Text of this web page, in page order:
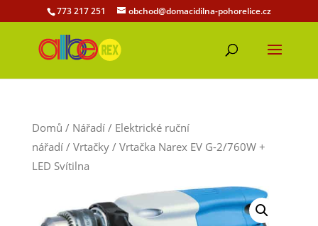
773 217 251 obchod@domacidilna-pohorelice.cz
Domů / Nářadí/ Elektrické ruční
nářadí/ Vrtačky/ Vrtačka Narex EV G-2/760W +
LED Svítilna